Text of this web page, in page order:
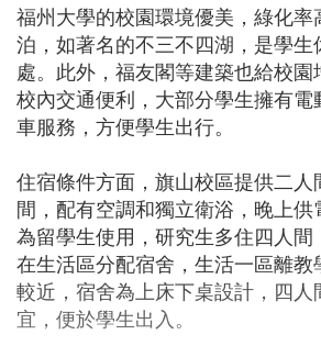
福州大學的校園環境優美，綠化率
泊，如著名的不三不四湖，是學
處。此外，福友閣等建築也給校園
校內交通便利，大部分學生擁有
車服務，方便學生出行。
住宿條件方面，旗山校區提供二人
間，配有空調和獨立衛浴，晚上供
為留學生使用，研究生多住四人
在生活區分配宿舍，生活一區離
較近，宿舍為上床下桌設計，四人
宜，便於學生出入。